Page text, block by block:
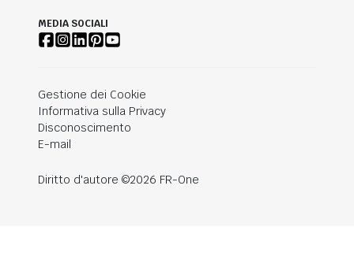
MEDIA SOCIALI
Gestione dei Cookie
Informativa sulla Privacy
Disconoscimento
E-mail
Diritto d'autore ©2026 FR-One